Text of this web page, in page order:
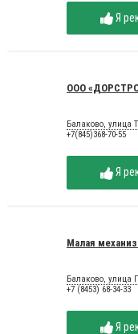
Я
ООО
Балаково, улица
+7(845)368-70-55
Я
Малая
Балаково, улица
+7 (8453) 68-34-33
Я